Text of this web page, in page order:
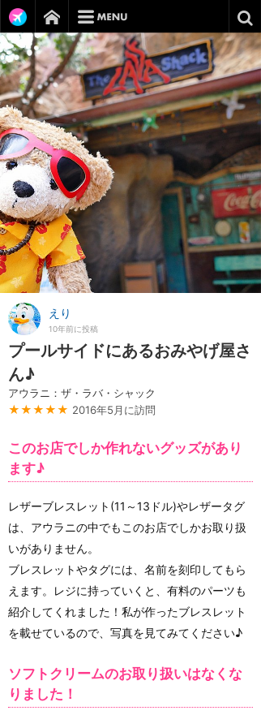
えり
10年前に投稿
プールサイドにあるおみやげ屋さ
ん♪
アウラニ：ザ・ラバ・シャック
★★★★★ 2016年5月に訪問
このお店でしか作れないグッズがあり
ます♪
レザーブレスレット(11～13ドル)やレザータグ
は、アウラニの中でもこのお店でしかお取り扱
いがありません。
ブレスレットやタグには、名前を刻印してもら
えます。レジに持っていくと、有料のパーツも
紹介してくれました！私が作ったブレスレット
を載せているので、写真を見てみてください♪
ソフトクリームのお取り扱いはなくな
りました！